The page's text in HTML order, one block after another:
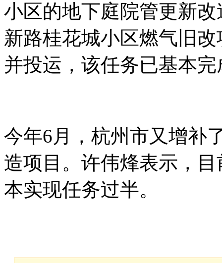
小区的地下庭院管更新
新路桂花城小区燃气旧
并投运，该任务已基本完
今年6月，杭州市又增补
造项目。许伟烽表示，
本实现任务过半。